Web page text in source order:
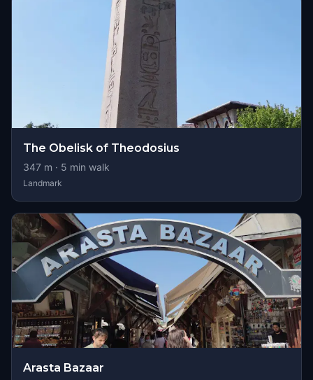
The Obelisk of Theodosius
347 m · 5 min walk
Landmark
Arasta Bazaar